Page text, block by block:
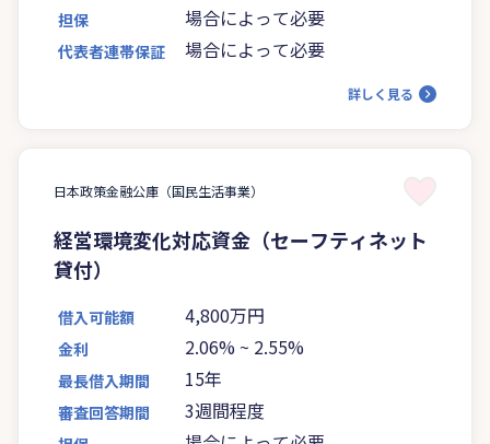
担保 場合によって必要
代表者連帯保証 場合によって必要
詳しく見る
日本政策金融公庫（国民生活事業）
経営環境変化対応資金（セーフティネット
貸付）
借入可能額 4,800万円
金利 2.06% ~ 2.55%
最長借入期間 15年
審査回答期間 3週間程度